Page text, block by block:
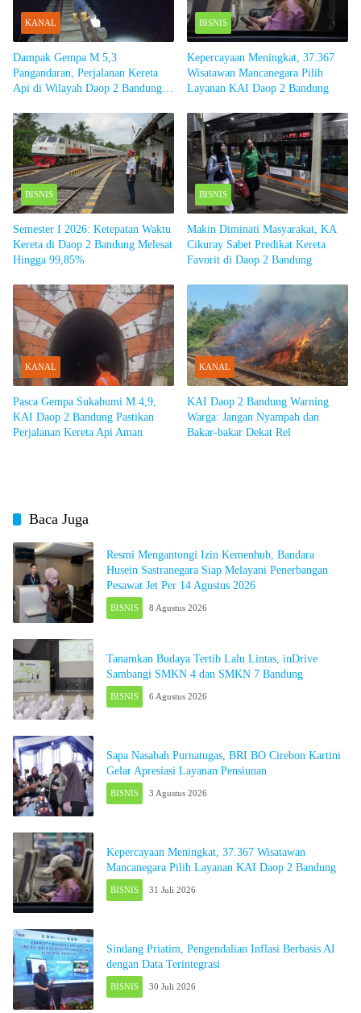
KANAL
Dampak Gempa M 5,3
Pangandaran, Perjalanan Kereta
Api di Wilayah Daop 2 Bandung
BISNIS
Kepercayaan Meningkat, 37.367
Wisatawan Mancanegara Pilih
Layanan KAI Daop 2 Bandung
BISNIS
Semester I 2026: Ketepatan Waktu
Kereta di Daop 2 Bandung Melesat
Hingga 99,85%
BISNIS
Makin Diminati Masyarakat, KA
Cikuray Sabet Predikat Kereta
Favorit di Daop 2 Bandung
KANAL
Pasca Gempa Sukabumi M 4,9,
KAI Daop 2 Bandung Pastikan
Perjalanan Kereta Api Aman
KANAL
KAI Daop 2 Bandung Warning
Warga: Jangan Nyampah dan
Bakar-bakar Dekat Rel
Baca Juga
Resmi Mengantongi Izin Kemenhub, Bandara
Husein Sastranegara Siap Melayani Penerbangan
Pesawat Jet Per 14 Agustus 2026
BISNIS 8 Agustus 2026
Tanamkan Budaya Tertib Lalu Lintas, inDrive
Sambangi SMKN 4 dan SMKN 7 Bandung
BISNIS 6 Agustus 2026
Sapa Nasabah Purnatugas, BRI BO Cirebon Kartini
Gelar Apresiasi Layanan Pensiunan
BISNIS 3 Agustus 2026
Kepercayaan Meningkat, 37.367 Wisatawan
Mancanegara Pilih Layanan KAI Daop 2 Bandung
BISNIS 31 Juli 2026
Sindang Priatim, Pengendalian Inflasi Berbasis AI
dengan Data Terintegrasi
BISNIS 30 Juli 2026